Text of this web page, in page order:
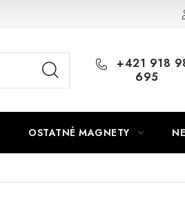
+421 918
695
OSTATNÉ MAGNETY